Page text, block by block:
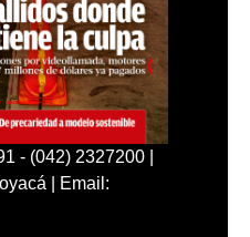
- (042) 2327200 |
| Email: